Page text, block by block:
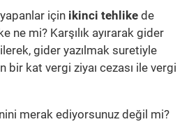
için ikinci tehlike de
ne mi? Karşılık ayırarak gider
gider yazılmak suretiyle
bir kat vergi ziyaı cezası ile vergi
merak ediyorsunuz değil mi?